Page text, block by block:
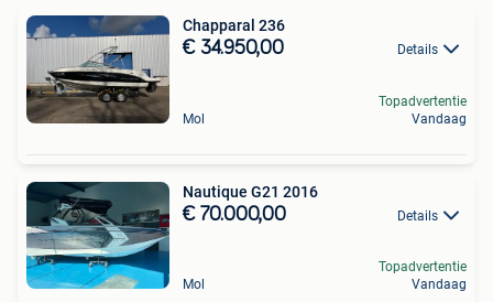
Chapparal 236
€ 34.950,00 Details
Mol
Topadvertentie
Vandaag
Nautique G21 2016
€ 70.000,00 Details
Mol
Topadvertentie
Vandaag